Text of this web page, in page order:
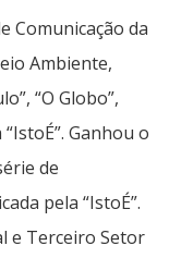
Comunicação da
Ambiente,
“O Globo”,
Ganhou o
de
pela “IstoÉ”.
e Terceiro Setor